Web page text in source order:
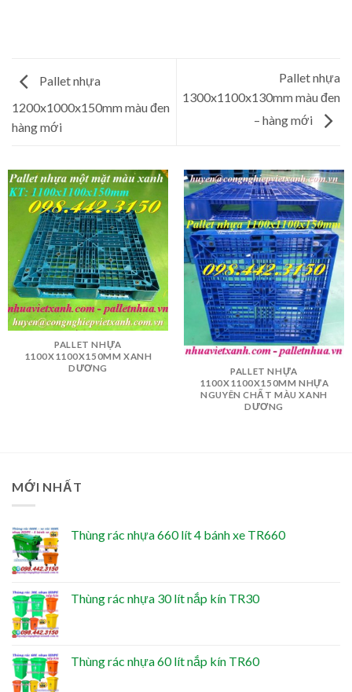
Pallet nhựa
1200x1000x150mm màu đen
hàng mới
Pallet nhựa
1300x1100x130mm màu đen
– hàng mới
PALLET NHỰA
1100X1100X150MM XANH
DƯƠNG
PALLET NHỰA
1100X1100X150MM NHỰA
NGUYÊN CHẤT MÀU XANH
DƯƠNG
MỚI NHẤT
Thùng rác nhựa 660 lít 4 bánh xe TR660
Thùng rác nhựa 30 lít nắp kín TR30
Thùng rác nhựa 60 lít nắp kín TR60